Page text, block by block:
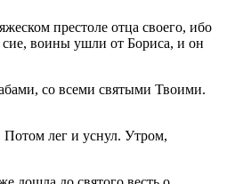
престоле отца своего, ибо
сие, воины ушли от Бориса, и он
со всеми святыми Твоими.
Потом лег и уснул. Утром,